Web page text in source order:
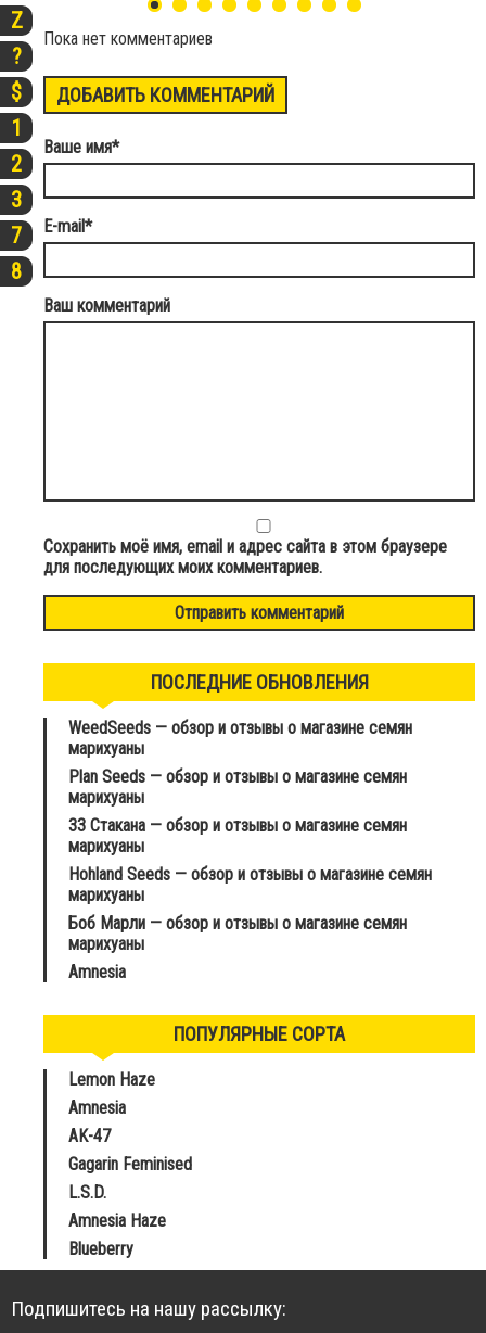
Z
?
$
1
2
3
7
8
Пока нет комментариев
ДОБАВИТЬ КОММЕНТАРИЙ
Ваше имя*
E-mail*
Ваш комментарий
Сохранить моё имя, email и адрес сайта в этом браузере
для последующих моих комментариев.
ПОСЛЕДНИЕ ОБНОВЛЕНИЯ
WeedSeeds — обзор и отзывы о магазине семян
марихуаны
Plan Seeds — обзор и отзывы о магазине семян
марихуаны
33 Стакана — обзор и отзывы о магазине семян
марихуаны
Hohland Seeds — обзор и отзывы о магазине семян
марихуаны
Боб Марли — обзор и отзывы о магазине семян
марихуаны
Amnesia
ПОПУЛЯРНЫЕ СОРТА
Lemon Haze
Amnesia
AK-47
Gagarin Feminised
L.S.D.
Amnesia Haze
Blueberry
Подпишитесь на нашу рассылку: